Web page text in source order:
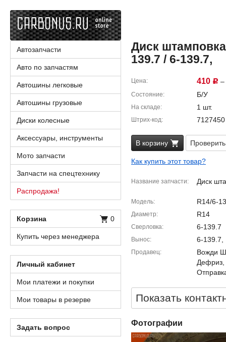
Диск
139.7 / 6-139.7,
Цена 410 Р –
Состояние Б/У
На складе 1 шт.
Штрих-код 7127450
В корзину
Как купить этот товар?
Название запчасти Диск
Модель R14/6-
Диаметр R14
Сверловка 6-139.7
Вынос 6-139.7,
Продавец
Вожди
Дефриз,
Показать
Фотографии
Автозапчасти
Авто по запчастям
Автошины легковые
Автошины грузовые
Диски колесные
Аксессуары, инструменты
Мото запчасти
Запчасти на спецтехнику
Распродажа!
Корзина 0
Купить через менеджера
Личный кабинет
Мои платежи и покупки
Мои товары в резерве
Задать вопрос